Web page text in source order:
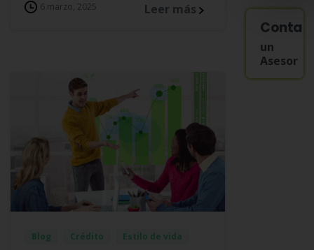
6 marzo, 2025 Leer más
Blog Crédito Estilo de vida
un
Asesor